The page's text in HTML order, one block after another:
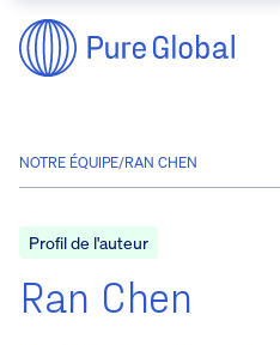
NOTRE ÉQUIPE/RAN CHEN
Profil de l'auteur
Ran Chen